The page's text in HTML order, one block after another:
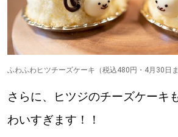
ふわふわヒツチーズケーキ（税込480円・4月30日
さらに、ヒツジのチーズケーキ
わいすぎます！！